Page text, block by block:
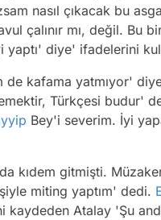
nasıl çıkacak bu
çalınır mı, değil. Bu
yaptı' diye' ifadelerini
de kafama yatmıyor'
Türkçesi budur'
Bey'i severim. İyi
kıdem gitmişti.
miting yaptım' dedi.
kaydeden Atalay 'Şu